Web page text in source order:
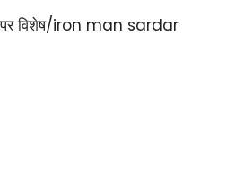
पर विशेष/iron man sardar